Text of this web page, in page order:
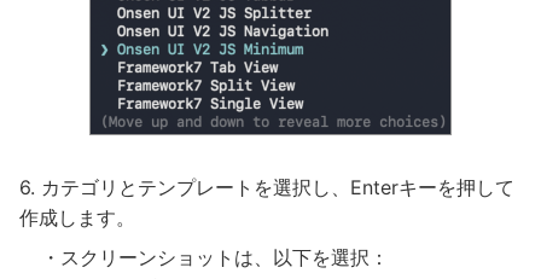
カテゴリとテンプレートを選択し、Enterキーを押して
作成します。
・スクリーンショットは、以下を選択：